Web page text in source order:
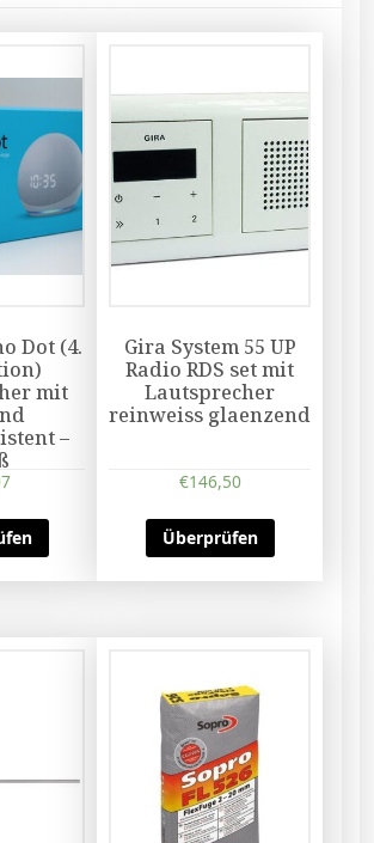
Dot (4.
mit
–
Gira System 55 UP
Radio RDS set mit
Lautsprecher
reinweiss glaenzend
€146,50
Überprüfen